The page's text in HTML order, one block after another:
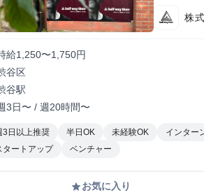
株
給1,250〜1,750円
谷区
谷駅
3日〜 / 週20時間〜
3日以上推奨 半日OK 未経験OK インター
タートアップ
ベンチャー
gradeお気に入り